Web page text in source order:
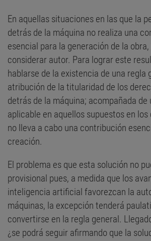
En aquellas situaciones en las que la
detrás de la máquina no realiza una
esencial para la generación de la
considerar autor. Para lograr este
hablarse de la existencia de una regla
atribución de la titularidad de los
detrás de la máquina; acompañada de
aplicable en aquellos supuestos en
no lleva a cabo una contribución
creación.
El problema es que esta solución no
provisional pues, a medida que los
inteligencia artificial favorezcan la
máquinas, la excepción tenderá
convertirse en la regla general.
¿se podrá seguir afirmando que la